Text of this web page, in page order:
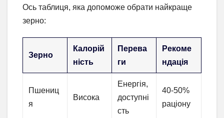
Ось таблиця, яка допоможе обрати найкраще
зерно:
Зерно
Калорій
ність
Перева
ги
Рекоме
ндація
Пшениц
я
Висока
Енергія,
доступні
сть
40-50%
раціону